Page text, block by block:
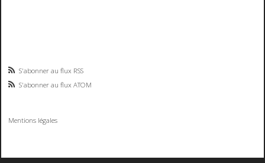
S'abonner au flux RSS
S'abonner au flux ATOM
Mentions légales